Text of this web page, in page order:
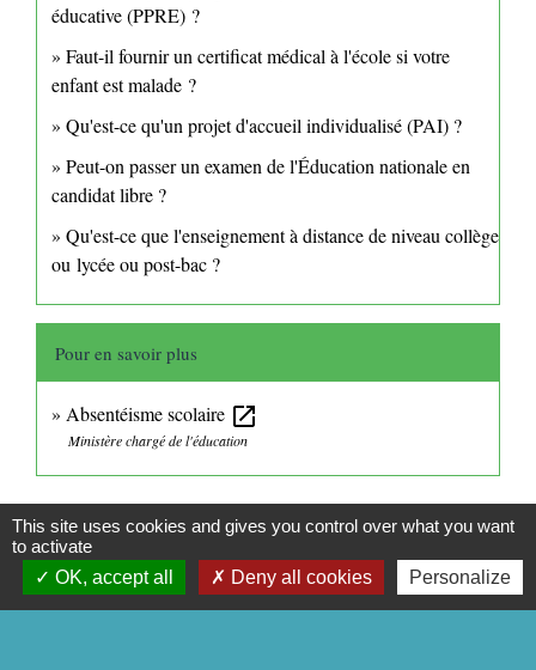
éducative (PPRE) ?
Faut-il fournir un certificat médical à l'école si votre
enfant est malade ?
Qu'est-ce qu'un projet d'accueil individualisé (PAI) ?
Peut-on passer un examen de l'Éducation nationale en
candidat libre ?
Qu'est-ce que l'enseignement à distance de niveau collège
ou lycée ou post-bac ?
Pour en savoir plus
Absentéisme scolaire open_in_new
Ministère chargé de l'éducation
Signaler une erreur sur cette page
This site uses cookies and gives you control over what you want
to activate
OK, accept all
Deny all cookies Personalize